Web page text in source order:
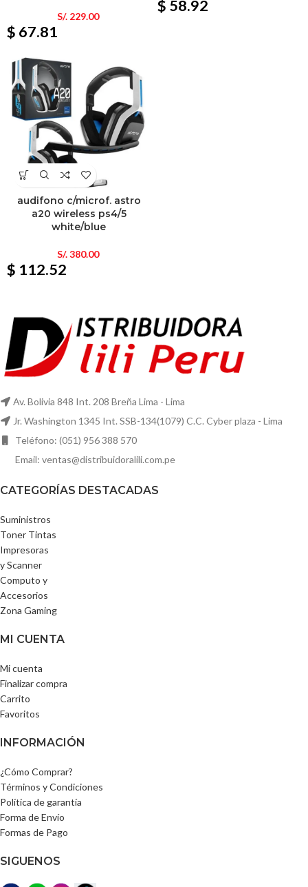
S/.229.00
$ 67.81
$ 58.92
audifono c/microf. astro
a20 wireless ps4/5
white/blue
S/.380.00
$ 112.52
Av. Bolivia 848 Int. 208 Breña Lima - Lima
Jr. Washington 1345 Int. SSB-134(1079) C.C. Cyber plaza - Lima
Teléfono: (051) 956 388 570
Email: ventas@distribuidoralili.com.pe
CATEGORÍAS DESTACADAS
Suministros
Toner Tintas
Impresoras
y Scanner
Computo y
Accesorios
Zona Gaming
MI CUENTA
Mi cuenta
Finalizar compra
Carrito
Favoritos
INFORMACIÓN
¿Cómo Comprar?
Términos y Condiciones
Política de garantía
Forma de Envío
Formas de Pago
SIGUENOS